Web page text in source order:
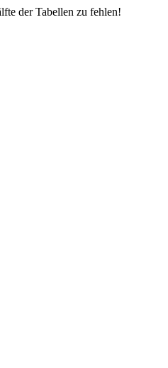
der Tabellen zu fehlen!